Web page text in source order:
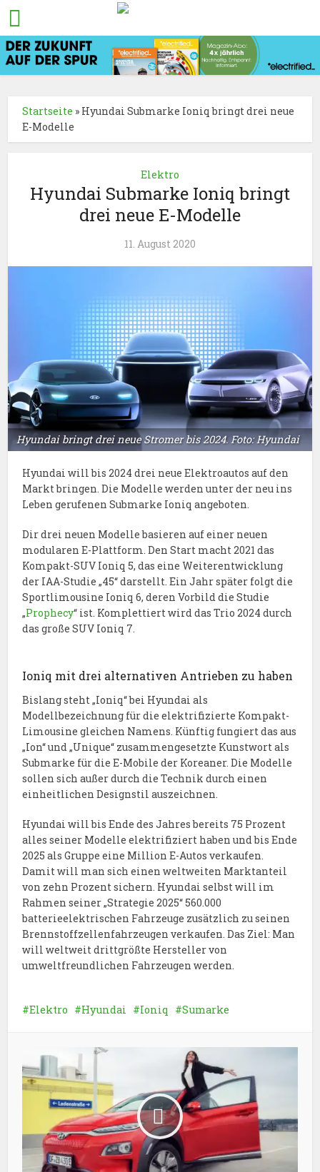
Startseite » Hyundai Submarke Ioniq bringt drei neue
E-Modelle
Elektro
Hyundai Submarke Ioniq bringt
drei neue E-Modelle
11. August 2020
Hyundai bringt drei neue Stromer bis 2024. Foto: Hyundai
Hyundai will bis 2024 drei neue Elektroautos auf den
Markt bringen. Die Modelle werden unter der neu ins
Leben gerufenen Submarke Ioniq angeboten.
Dir drei neuen Modelle basieren auf einer neuen
modularen E-Plattform. Den Start macht 2021 das
Kompakt-SUV Ioniq 5, das eine Weiterentwicklung
der IAA-Studie „45“ darstellt. Ein Jahr später folgt die
Sportlimousine Ioniq 6, deren Vorbild die Studie
„Prophecy“ ist. Komplettiert wird das Trio 2024 durch
das große SUV Ioniq 7.
Ioniq mit drei alternativen Antrieben zu haben
Bislang steht „Ioniq“ bei Hyundai als
Modellbezeichnung für die elektrifizierte Kompakt-
Limousine gleichen Namens. Künftig fungiert das aus
„Ion“ und „Unique“ zusammengesetzte Kunstwort als
Submarke für die E-Mobile der Koreaner. Die Modelle
sollen sich außer durch die Technik durch einen
einheitlichen Designstil auszeichnen.
Hyundai will bis Ende des Jahres bereits 75 Prozent
alles seiner Modelle elektrifiziert haben und bis Ende
2025 als Gruppe eine Million E-Autos verkaufen.
Damit will man sich einen weltweiten Marktanteil
von zehn Prozent sichern. Hyundai selbst will im
Rahmen seiner „Strategie 2025“ 560.000
batterieelektrischen Fahrzeuge zusätzlich zu seinen
Brennstoffzellenfahrzeugen verkaufen. Das Ziel: Man
will weltweit drittgrößte Hersteller von
umweltfreundlichen Fahrzeugen werden.
Elektro Hyundai Ioniq Sumarke